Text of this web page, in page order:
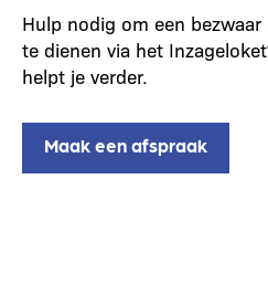
Hulp nodig om een
te dienen via het
helpt je verder.
Maak een afspraak